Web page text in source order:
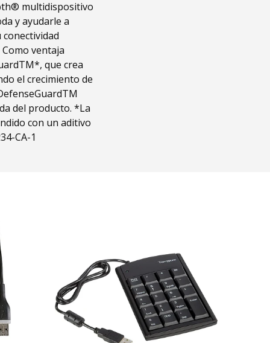
multidispositivo
y ayudarle a
ventaja
que crea
el crecimiento de
del producto. *La
con un aditivo
CA-1